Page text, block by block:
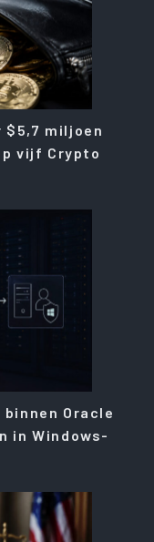
$5,7 miljoen
vijf Crypto
Oracle
in Windows-